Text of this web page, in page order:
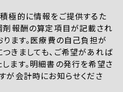
極的に情報をご提供するた
剤報酬の算定項目が記載され
ります。医療費の自己負担が
きましても、ご希望があれば
ます。明細書の発行を希望さ
が会計時にお知らせくださ